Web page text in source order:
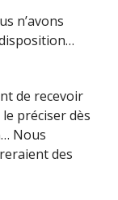
n’avons
de recevoir
préciser dès
Nous
des